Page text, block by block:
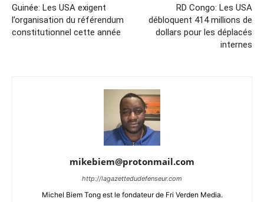
Guinée: Les USA exigent
l’organisation du référendum
constitutionnel cette année
RD Congo: Les USA
débloquent 414 millions de
dollars pour les déplacés
internes
mikebiem@protonmail.com
http://lagazettedudefenseur.com
Michel Biem Tong est le fondateur de Fri Verden Media.